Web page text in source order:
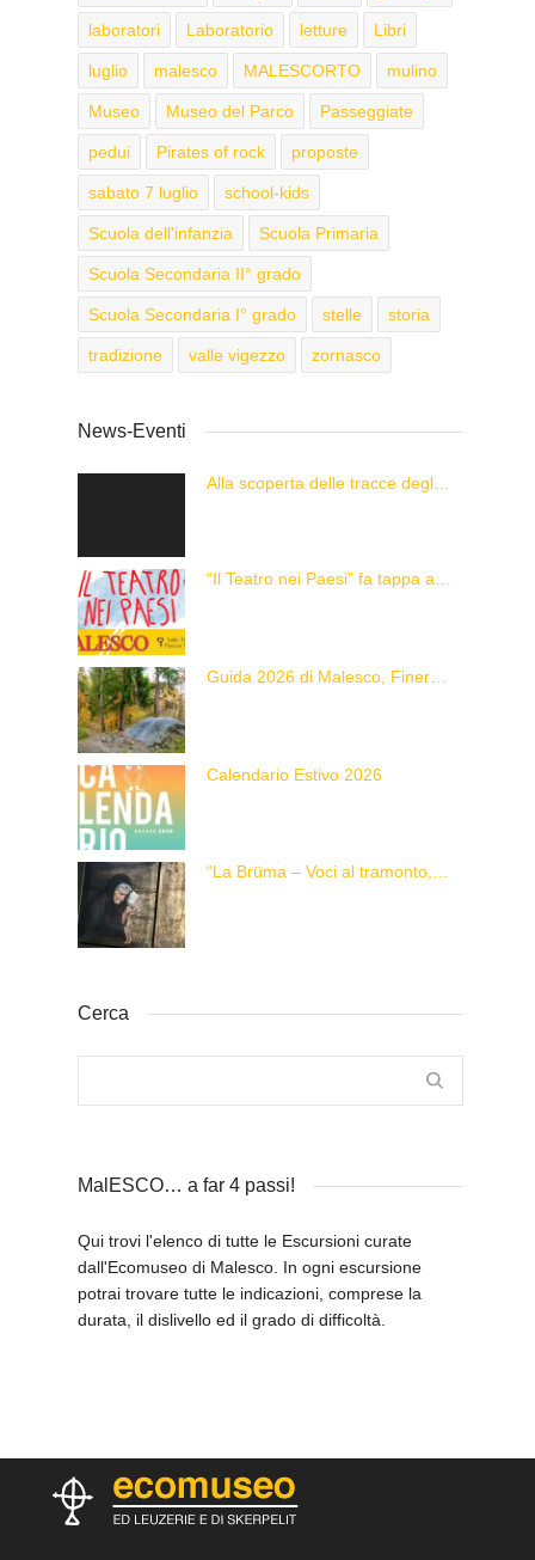
laboratori Laboratorio letture Libri
luglio malesco MALESCORTO mulino
Museo Museo del Parco Passeggiate
pedui Pirates of rock proposte
sabato 7 luglio school-kids
Scuola dell'infanzia Scuola Primaria
Scuola Secondaria II° grado
Scuola Secondaria I° grado stelle storia
tradizione valle vigezzo zornasco
News-Eventi
Calendario Estivo 2026
“La Brüma – Voci al tramonto, di una vita e di un’epoca”
Cerca
MalESCO… a far 4 passi!
Qui trovi l'elenco di tutte le Escursioni curate
dall'Ecomuseo di Malesco. In ogni escursione
potrai trovare tutte le indicazioni, comprese la
durata, il dislivello ed il grado di difficoltà.